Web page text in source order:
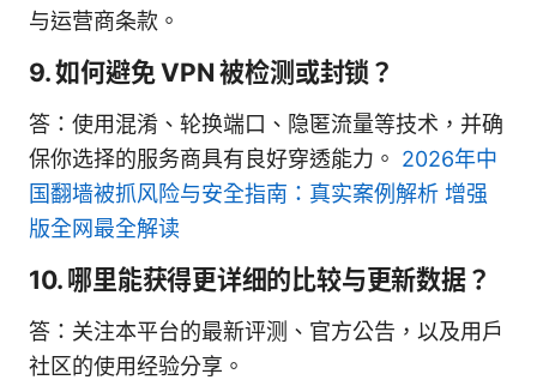
与运营商条款。
9. 如何避免 VPN 被检测或封锁？
答：使用混淆、轮换端口、隐匿流量等技术，并确
保你选择的服务商具有良好穿透能力。 2026年中
国翻墙被抓风险与安全指南：真实案例解析 增强
版全网最全解读
10. 哪里能获得更详细的比较与更新数据？
答：关注本平台的最新评测、官方公告，以及用户
社区的使用经验分享。